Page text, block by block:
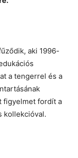
aki 1996-
a tengerrel és a
figyelmet fordít a
kollekcióval.